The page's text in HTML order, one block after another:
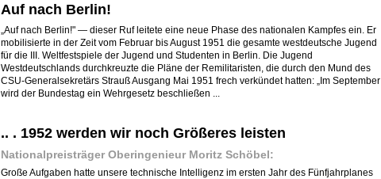
Auf nach Berlin!
„Auf nach Berlin!" — dieser Ruf leitete eine neue Phase des nationalen Kampfes ein. Er
mobilisierte in der Zeit vom Februar bis August 1951 die gesamte westdeutsche Jugend
für die III. Weltfestspiele der Jugend und Studenten in Berlin. Die Jugend
Westdeutschlands durchkreuzte die Pläne der Remilitaristen, die durch den Mund des
CSU-Generalsekretärs Strauß Ausgang Mai 1951 frech verkündet hatten: „Im September
wird der Bundestag ein Wehrgesetz beschließen ...
.. . 1952 werden wir noch Größeres leisten
Nationalpreisträger Oberingenieur Moritz Schöbel:
Große Aufgaben hatte unsere technische Intelligenz im ersten Jahr des Fünfjahrplanes